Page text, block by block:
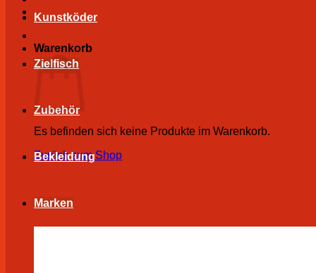
Warenkorb
Es befinden sich keine Produkte im Warenkorb.
Zurück zum Shop
Kunstköder
Zielfisch
Zubehör
Bekleidung
Marken